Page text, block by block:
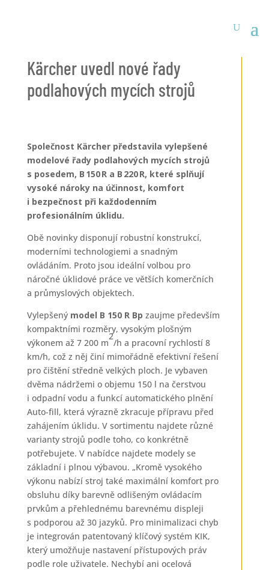
Kärcher uvedl nové řady
podlahových mycích strojů
Společnost Kärcher představila vylepšené
modelové řady podlahových mycích strojů
s posedem, B 150 R a B 220 R, které splňují
vysoké nároky na účinnost, komfort
i bezpečnost při každodenním
profesionálním úklidu.
Obě novinky disponují robustní konstrukcí,
moderními technologiemi a snadným
ovládáním. Proto jsou ideální volbou pro
náročné úklidové práce ve větších komerčních
a průmyslových objektech.
Vylepšený model B 150 R Bp zaujme především
kompaktními rozměry, vysokým plošným
výkonem až 7 200 m
2
/h a pracovní rychlostí 8
km/h, což z něj činí mimořádně efektivní řešení
pro čištění středně velkých ploch. Je vybaven
dvěma nádržemi o objemu 150 l na čerstvou
i odpadní vodu a funkcí automatického plnění
Auto-fill, která výrazně zkracuje přípravu před
zahájením úklidu. V sortimentu najdete různé
varianty strojů podle toho, co konkrétně
potřebujete. V nabídce najdete modely se
základní i plnou výbavou. „Kromě vysokého
výkonu nabízí stroj také maximální komfort pro
obsluhu díky barevně odlišeným ovládacím
prvkům a přehlednému barevnému displeji
s podporou až 30 jazyků. Pro minimalizaci chyb
je integrován patentovaný klíčový systém KIK,
který umožňuje nastavení přístupových práv
podle role uživatele. Nechybí ani ocelová